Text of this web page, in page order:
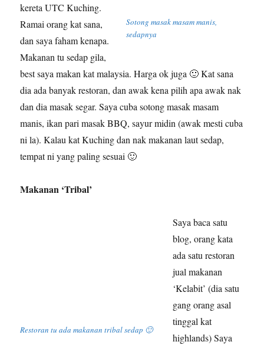
Sotong masak masam manis,
sedapnya
kereta UTC Kuching.
Ramai orang kat sana,
dan saya faham kenapa.
Makanan tu sedap gila,
best saya makan kat malaysia. Harga ok juga 🙂 Kat sana
dia ada banyak restoran, dan awak kena pilih apa awak nak
dan dia masak segar. Saya cuba sotong masak masam
manis, ikan pari masak BBQ, sayur midin (awak mesti cuba
ni la). Kalau kat Kuching dan nak makanan laut sedap,
tempat ni yang paling sesuai 🙂
Makanan ‘Tribal’
Restoran tu ada makanan tribal sedap 🙂
Saya baca satu
blog, orang kata
ada satu restoran
jual makanan
‘Kelabit’ (dia satu
gang orang asal
tinggal kat
highlands) Saya